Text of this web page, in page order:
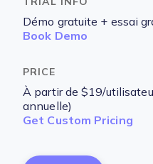
Démo gratuite + essai
Book Demo
À partir de $19/
annuelle)
Get Custom Pricing